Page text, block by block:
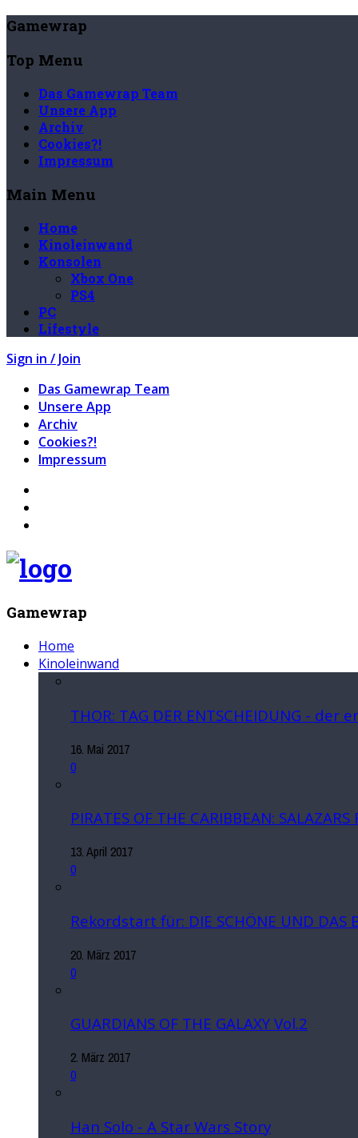
Gamewrap
Top Menu
Das Gamewrap Team
Unsere App
Archiv
Cookies?!
Impressum
Main Menu
Home
Kinoleinwand
Konsolen
Xbox One
PS4
PC
Lifestyle
Sign in / Join
Das Gamewrap Team
Unsere App
Archiv
Cookies?!
Impressum
Gamewrap
Home
Kinoleinwand
THOR: TAG DER ENTSCHEIDUNG -
16. Mai 2017
0
PIRATES OF THE CARIBBEAN: SALAZARS
13. April 2017
0
Rekordstart für: DIE SCHÖNE UND DAS
20. März 2017
0
GUARDIANS OF THE GALAXY Vol.2
2. März 2017
0
Han Solo - A Star Wars Story